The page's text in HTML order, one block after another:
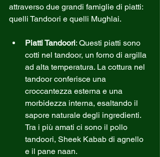
attraverso due grandi famiglie di piatti:
quelli Tandoori e quelli Mughlai.
Piatti Tandoori: Questi piatti sono
cotti nel tandoor, un forno di argilla
ad alta temperatura. La cottura nel
tandoor conferisce una
croccantezza esterna e una
morbidezza interna, esaltando il
sapore naturale degli ingredienti.
Tra i più amati ci sono il pollo
tandoori, Sheek Kabab di agnello
e il pane naan.